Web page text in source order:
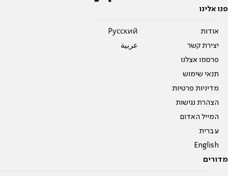
פנו אלינו
אודות
יצירת קשר
פרסמו אצלנו
תנאי שימוש
מדיניות פרטיות
הצהרת נגישות
המייל האדום
עברית
English
Pусский
عربية
מדורים